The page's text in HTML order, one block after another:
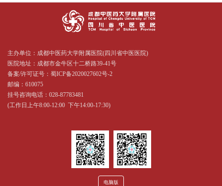
主办单位：成都中医药大学附属医院(四川省中医医院)
医院地址：成都市金牛区十二桥路39-41号
备案/许可证号： 蜀ICP备2020027602号-2
邮编：610075
挂号咨询电话：028-87783481
(工作日上午8:00-12:00 下午14:00-17:30)
电脑版